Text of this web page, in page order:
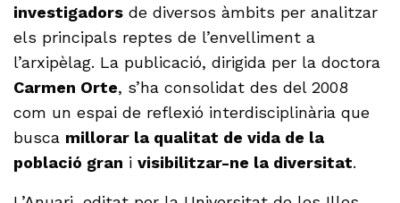
investigadors de diversos àmbits per analitzar
els principals reptes de l’envelliment a
l’arxipèlag. La publicació, dirigida per la doctora
Carmen Orte, s’ha consolidat des del 2008
com un espai de reflexió interdisciplinària que
busca millorar la qualitat de vida de la
població gran ivisibilitzar-ne la diversitat.